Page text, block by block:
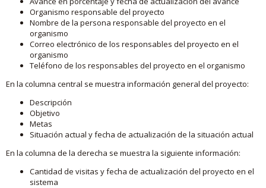
Organismo responsable del proyecto
Nombre de la persona responsable del proyecto en el
organismo
Correo electrónico de los responsables del proyecto en el
organismo
Teléfono de los responsables del proyecto en el organismo
En la columna central se muestra información general del proyecto:
Descripción
Objetivo
Metas
Situación actual y fecha de actualización de la situación actual
En la columna de la derecha se muestra la siguiente información:
Cantidad de visitas y fecha de actualización del proyecto en el
sistema